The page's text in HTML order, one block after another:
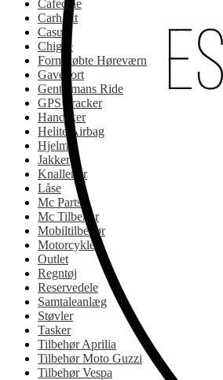
Cafedele
Carhartt
Casual
Chigee
Formstøbte Høreværn
Gavekort
Gentlemans Ride
GPS Tracker
Handsker
Helite Airbag
Hjelme
Jakker
Knallerter
Låse
Mc Parts
Mc Tilbehør
Mobiltilbehør
Motorcykler
Outlet
Regntøj
Reservedele
Samtaleanlæg
Støvler
Tasker
Tilbehør Aprilia
Tilbehør Moto Guzzi
Tilbehør Vespa